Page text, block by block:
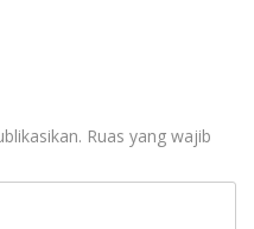
Ruas yang wajib